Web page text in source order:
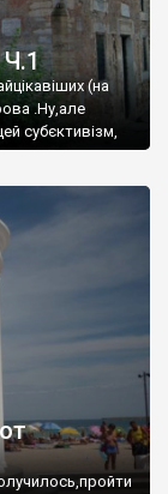
Ч.1
(на
.Ну,але
субєктивізм,